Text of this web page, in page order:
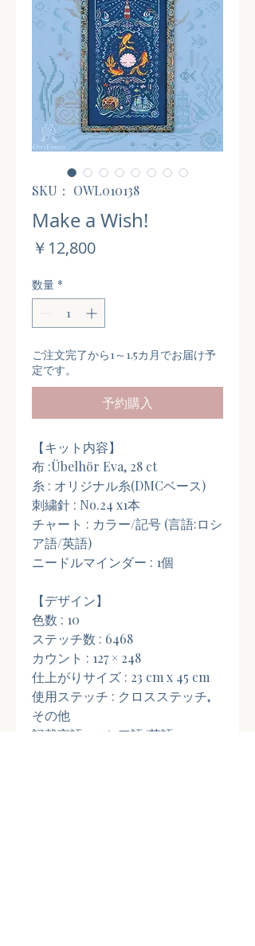
SKU： OWL010138
Make a Wish!
￥12,800価
数量 *
ご注文完了から1～1.5カ月でお届け予
定です。
予約購入
【キット内容】
布 :Übelhör Eva, 28 ct
糸 : オリジナル糸(DMCベース)
刺繍針 : No.24 x1本
チャート : カラー/記号 (言語:ロシ
ア語/英語)
ニードルマインダー : 1個
【デザイン】
色数 : 10
ステッチ数 : 6468
カウント : 127 × 248
仕上がりサイズ : 23 cm x 45 cm
使用ステッチ : クロスステッチ,
その他
記載言語 : ロシア語/英語